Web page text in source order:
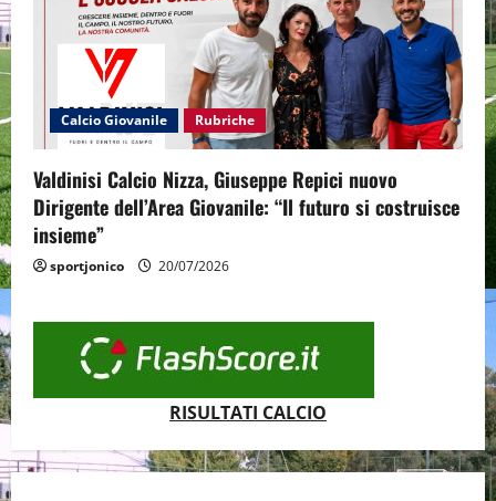
Calcio Giovanile Rubriche
Valdinisi Calcio Nizza, Giuseppe Repici nuovo
Dirigente dell’Area Giovanile: “Il futuro si costruisce
insieme”
sportjonico 20/07/2026
RISULTATI CALCIO